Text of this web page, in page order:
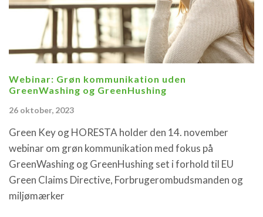
Webinar: Grøn kommunikation uden
GreenWashing og GreenHushing
26 oktober, 2023
Green Key og HORESTA holder den 14. november
webinar om grøn kommunikation med fokus på
GreenWashing og GreenHushing set i forhold til EU
Green Claims Directive, Forbrugerombudsmanden og
miljømærker